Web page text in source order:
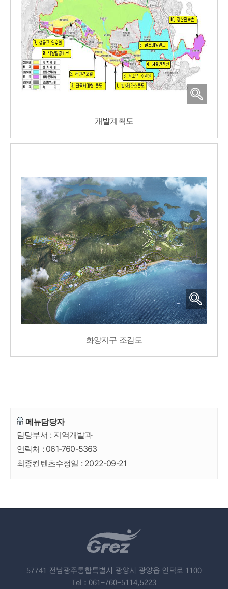
개발계획도
화양지구 조감도
메뉴담당자
담당부서 : 지역개발과
연락처 : 061-760-5363
최종컨텐츠수정일 : 2022-09-21
57741 전남광주통합특별시 광양시 광양읍 인덕로 1100
Tel : 061-760-5114,5223